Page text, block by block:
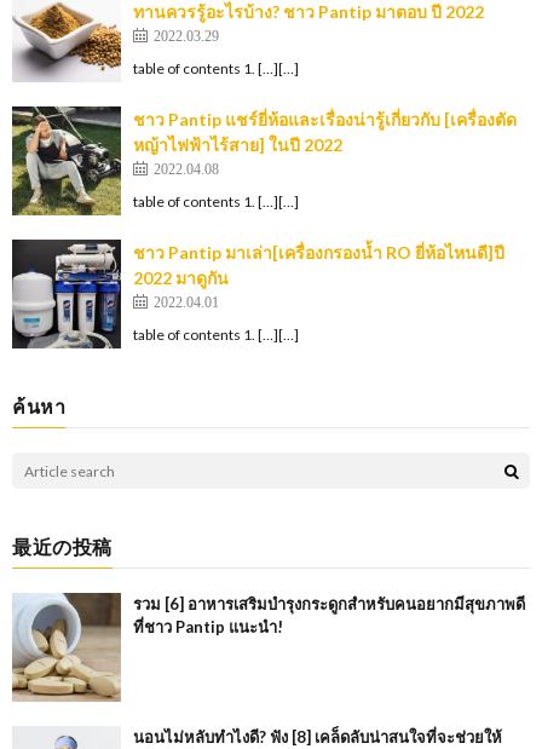
ทานควรรู้อะไรบ้าง? ชาว Pantip มาตอบ ปี 2022
2022.03.29
table of contents 1. […][…]
ชาว Pantip แชร์ยี่ห้อและเรื่องน่ารู้เกี่ยวกับ [เครื่องตัด
หญ้าไฟฟ้าไร้สาย] ในปี 2022
2022.04.08
table of contents 1. […][…]
ชาว Pantip มาเล่า[เครื่องกรองน้ำ RO ยี่ห้อไหนดี]ปี
2022 มาดูกัน
2022.04.01
table of contents 1. […][…]
ค้นหา
最近の投稿
รวม [6] อาหารเสริมบำรุงกระดูกสำหรับคนอยากมีสุขภาพดี
ที่ชาว Pantip แนะนำ!
นอนไม่หลับทำไงดี? ฟัง [8] เคล็ดลับน่าสนใจที่จะช่วยให้